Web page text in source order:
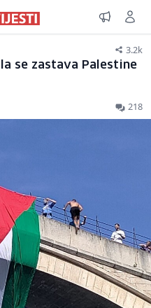
3.2k
se zastava Palestine
218